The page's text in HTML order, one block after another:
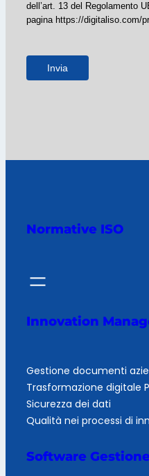
dell’art. 13 del Regolamento
pagina https://digitaliso.com/
Invia
Normative ISO
Innovation
Gestione documenti
Trasformazione digitale
Sicurezza dei dati
Qualità nei processi di
Software